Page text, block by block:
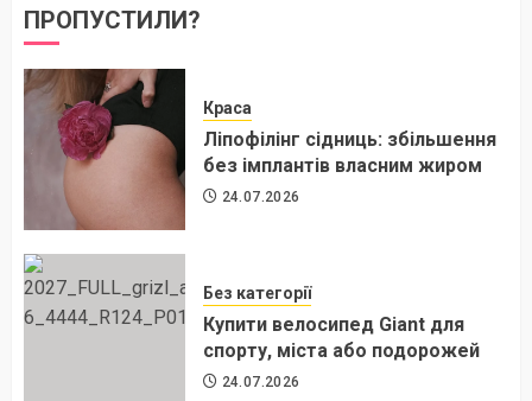
ПРОПУСТИЛИ?
Краса
Ліпофілінг сідниць: збільшення
без імплантів власним жиром
24.07.2026
Без категорії
Купити велосипед Giant для
спорту, міста або подорожей
24.07.2026